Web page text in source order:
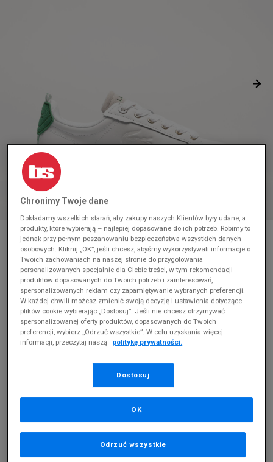
* Zdjęcie poglądowe
LACOSTE CARNABY PLAT 223 2 SFA
Produkt pochodzi z końcówek aktualnych kolekcji, ubiegłych
sezonów lub z ekspozycji.Szczegóły.
zł cena rekomendowana przez producenta
200 zł
PRODUKT NIEDOSTĘPNY
Jeśli artykuł będzie ponownie dostępny, otrzymasz od nas
powiadomienie.
Wybierz rozmiar
Rozmiary EU Rozmiary US
Chronimy Twoje dane
Dokładamy wszelkich starań, aby zakupy naszych Klientów były udane, a
produkty, które wybierają – najlepiej dopasowane do ich potrzeb. Robimy to
jednak przy pełnym poszanowaniu bezpieczeństwa wszystkich danych
osobowych. Kliknij „OK”, jeśli chcesz, abyśmy wykorzystywali informacje o
Twoich zachowaniach na naszej stronie do przygotowania
personalizowanych specjalnie dla Ciebie treści, w tym rekomendacji
produktów dopasowanych do Twoich potrzeb i zainteresowań,
spersonalizowanych reklam czy zapamiętywanie wybranych preferencji.
W każdej chwili możesz zmienić swoją decyzję i ustawienia dotyczące
plików cookie wybierając „Dostosuj”. Jeśli nie chcesz otrzymywać
spersonalizowanej oferty produktów, dopasowanych do Twoich
preferencji, wybierz „Odrzuć wszystkie”. W celu uzyskania więcej
informacji, przeczytaj naszą
politykę prywatności.
Dostosuj
Odrzuć wszystkie
OK